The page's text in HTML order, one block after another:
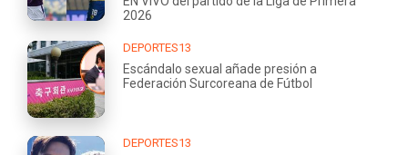
2026
DEPORTES13
Escándalo sexual añade presión a
Federación Surcoreana de Fútbol
DEPORTES13